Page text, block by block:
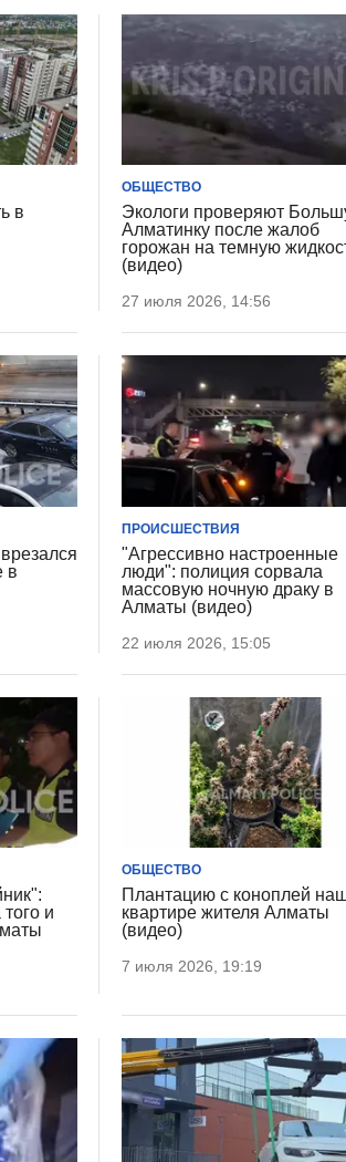
в
ОБЩЕСТВО
Экологи проверяют
Алматинку после жалоб
горожан на темную
(видео)
27 июля 2026, 14:56
в
ПРОИСШЕСТВИЯ
"Агрессивно настроенные
люди": полиция сорвала
массовую ночную драку в
Алматы (видео)
22 июля 2026, 15:05
и
ОБЩЕСТВО
Плантацию с коноплей
квартире жителя Алматы
(видео)
7 июля 2026, 19:19